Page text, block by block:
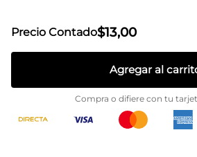
Precio Contado$13,00
Agregar al
Compra o difiere con tu